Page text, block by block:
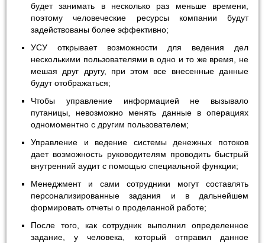
будет занимать в несколько раз меньше времени,
поэтому человеческие ресурсы компании будут
задействованы более эффективно;
УСУ открывает возможности для ведения дел
несколькими пользователями в одно и то же время, не
мешая друг другу, при этом все внесенные данные
будут отображаться;
Чтобы управление информацией не вызывало
путаницы, невозможно менять данные в операциях
одномоментно с другим пользователем;
Управление и ведение системы денежных потоков
дает возможность руководителям проводить быстрый
внутренний аудит с помощью специальной функции;
Менеджмент и сами сотрудники могут составлять
персонализированные задания и в дальнейшем
формировать отчеты о проделанной работе;
После того, как сотрудник выполнил определенное
задание, у человека, который отправил данное